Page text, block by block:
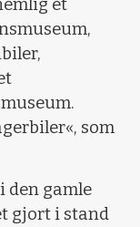
et
som
den gamle
gjort i stand